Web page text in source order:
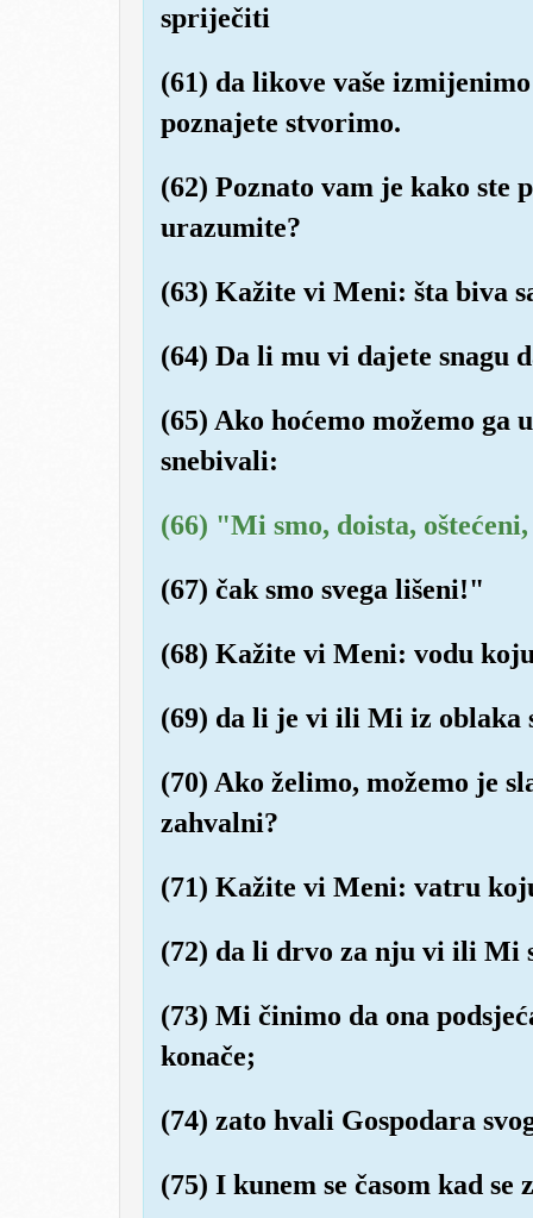
spriječiti
(61) da likove vaše
poznajete stvorimo.
(62) Poznato vam je kako ste
urazumite?
(63) Kažite vi Meni: šta biva
(64) Da li mu vi dajete snagu
(65) Ako hoćemo možemo
snebivali:
(66) "Mi smo, doista, oštećeni,
(67) čak smo svega lišeni!"
(68) Kažite vi Meni: vodu
(69) da li je vi ili Mi iz oblaka
(70) Ako želimo, možemo je
zahvalni?
(71) Kažite vi Meni: vatru
(72) da li drvo za nju vi ili Mi
(73) Mi činimo da ona
konače;
(74) zato hvali Gospodara
(75) I kunem se časom kad se